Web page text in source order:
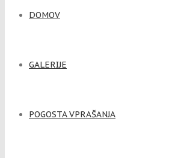
DOMOV
GALERIJE
POGOSTA VPRAŠANJA